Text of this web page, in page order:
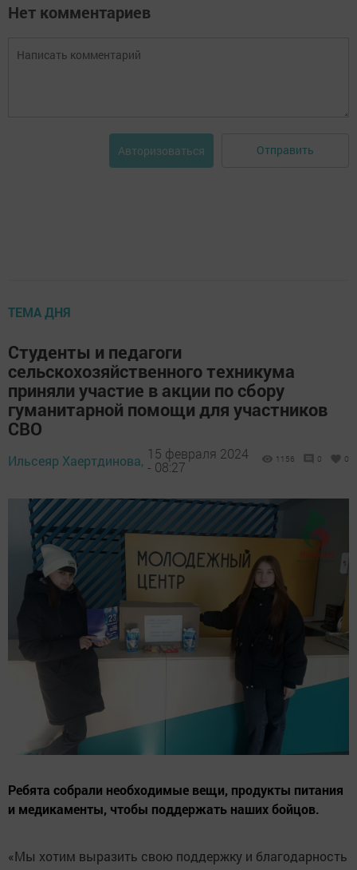
Нет комментариев
Авторизоваться Отправить
ТЕМА ДНЯ
Студенты и педагоги
сельскохозяйственного техникума
приняли участие в акции по сбору
гуманитарной помощи для участников
СВО
Ильсеяр Хаертдинова, 15 февраля 2024
- 08:27
1156 0 0
Ребята собрали необходимые вещи, продукты питания
и медикаменты, чтобы поддержать наших бойцов.
«Мы хотим выразить свою поддержку и благодарность